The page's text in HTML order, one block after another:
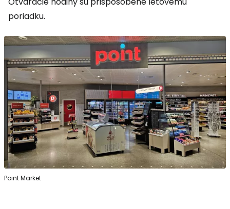
poriadku.
Point Market